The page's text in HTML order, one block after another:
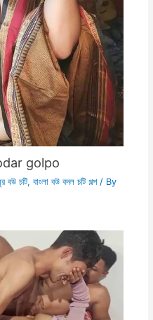
golpo
বউ চটি, বাংলা বউ বদল চটি গল্প/ By